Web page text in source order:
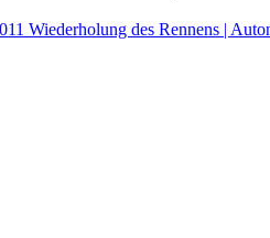
Wiederholung des Rennens |